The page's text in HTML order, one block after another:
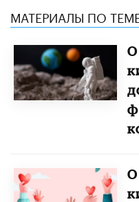
МАТЕРИАЛЫ ПО
О
О